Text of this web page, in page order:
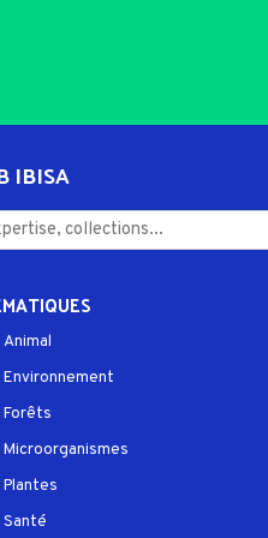
IBISA
Animal
Environnement
Forêts
Microorganismes
Plantes
Santé